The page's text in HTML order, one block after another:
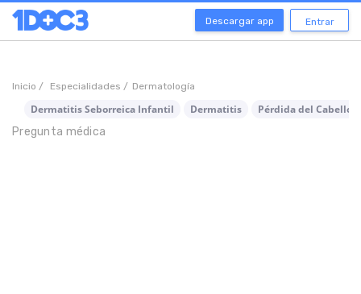
Descargar app Entrar
Inicio / Especialidades / Dermatología
Dermatitis Seborreica Infantil Dermatitis
Pérdida del Cabello
Pregunta médica